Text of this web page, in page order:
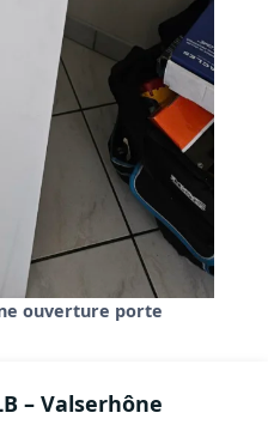
ouverture porte
– Valserhône